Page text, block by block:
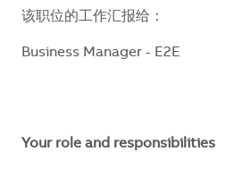
该职位的工作汇报给：
Business Manager - E2E
Your role and responsibilities